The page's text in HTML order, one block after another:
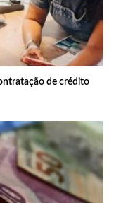
de crédito